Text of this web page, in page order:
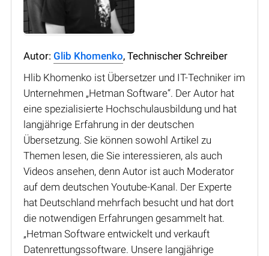
Autor: Glib Khomenko, Technischer Schreiber
Hlib Khomenko ist Übersetzer und IT-Techniker im
Unternehmen „Hetman Software“. Der Autor hat
eine spezialisierte Hochschulausbildung und hat
langjährige Erfahrung in der deutschen
Übersetzung. Sie können sowohl Artikel zu
Themen lesen, die Sie interessieren, als auch
Videos ansehen, denn Autor ist auch Moderator
auf dem deutschen Youtube-Kanal. Der Experte
hat Deutschland mehrfach besucht und hat dort
die notwendigen Erfahrungen gesammelt hat.
„Hetman Software entwickelt und verkauft
Datenrettungssoftware. Unsere langjährige